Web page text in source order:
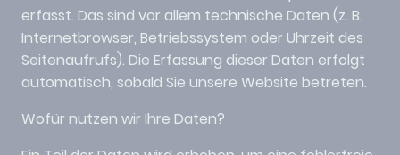
erfasst. Das sind vor allem technische Daten (z. B.
Internetbrowser, Betriebssystem oder Uhrzeit des
Seitenaufrufs). Die Erfassung dieser Daten erfolgt
automatisch, sobald Sie unsere Website betreten.
Wofür nutzen wir Ihre Daten?